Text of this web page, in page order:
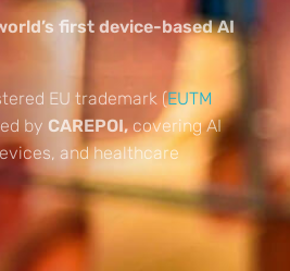
first device-based AI
EU trademark (EUTM
by CAREPOI,covering AI
and healthcare